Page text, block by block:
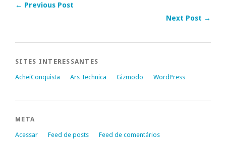
← Previous Post
Next Post →
SITES INTERESSANTES
AcheiConquista Ars Technica Gizmodo WordPress
META
Acessar Feed de posts
Feed de comentários